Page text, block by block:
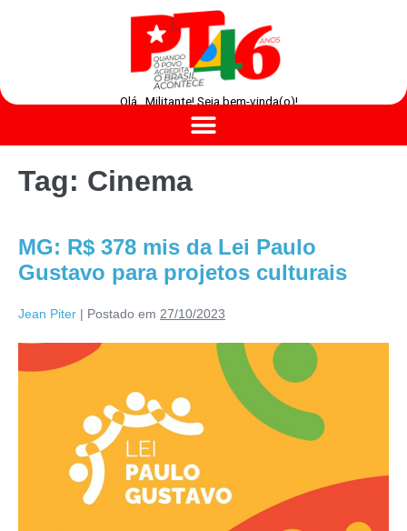
Olá , Militante! Seja bem-vinda(o)!
Tag: Cinema
MG: R$ 378 mis da Lei Paulo
Gustavo para projetos culturais
Jean Piter | Postado em 27/10/2023